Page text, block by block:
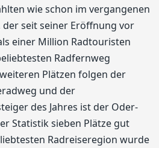
wie schon im vergangenen
der seit seiner Eröffnung vor
einer Million Radtouristen
Radfernweg
Plätzen folgen der
und der
des Jahres ist der Oder-
Statistik sieben Plätze gut
Radreiseregion wurde